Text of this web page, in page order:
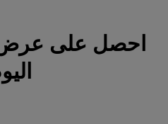
احصل على عرض